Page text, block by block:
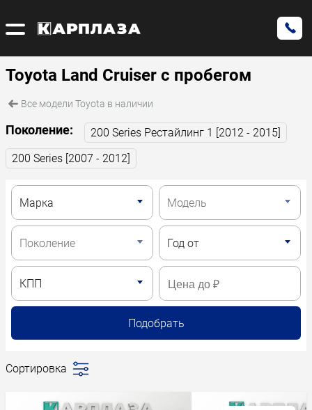
Toyota Land Cruiser с пробегом
Все модели Toyota в наличии
Поколение:
200 Series Рестайлинг 1 [2012 - 2015]
200 Series [2007 - 2012]
Сортировка
Подобрать